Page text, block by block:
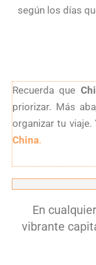
según los días
Recuerda que
priorizar. Más
organizar tu
China.
En cualquier
vibrante